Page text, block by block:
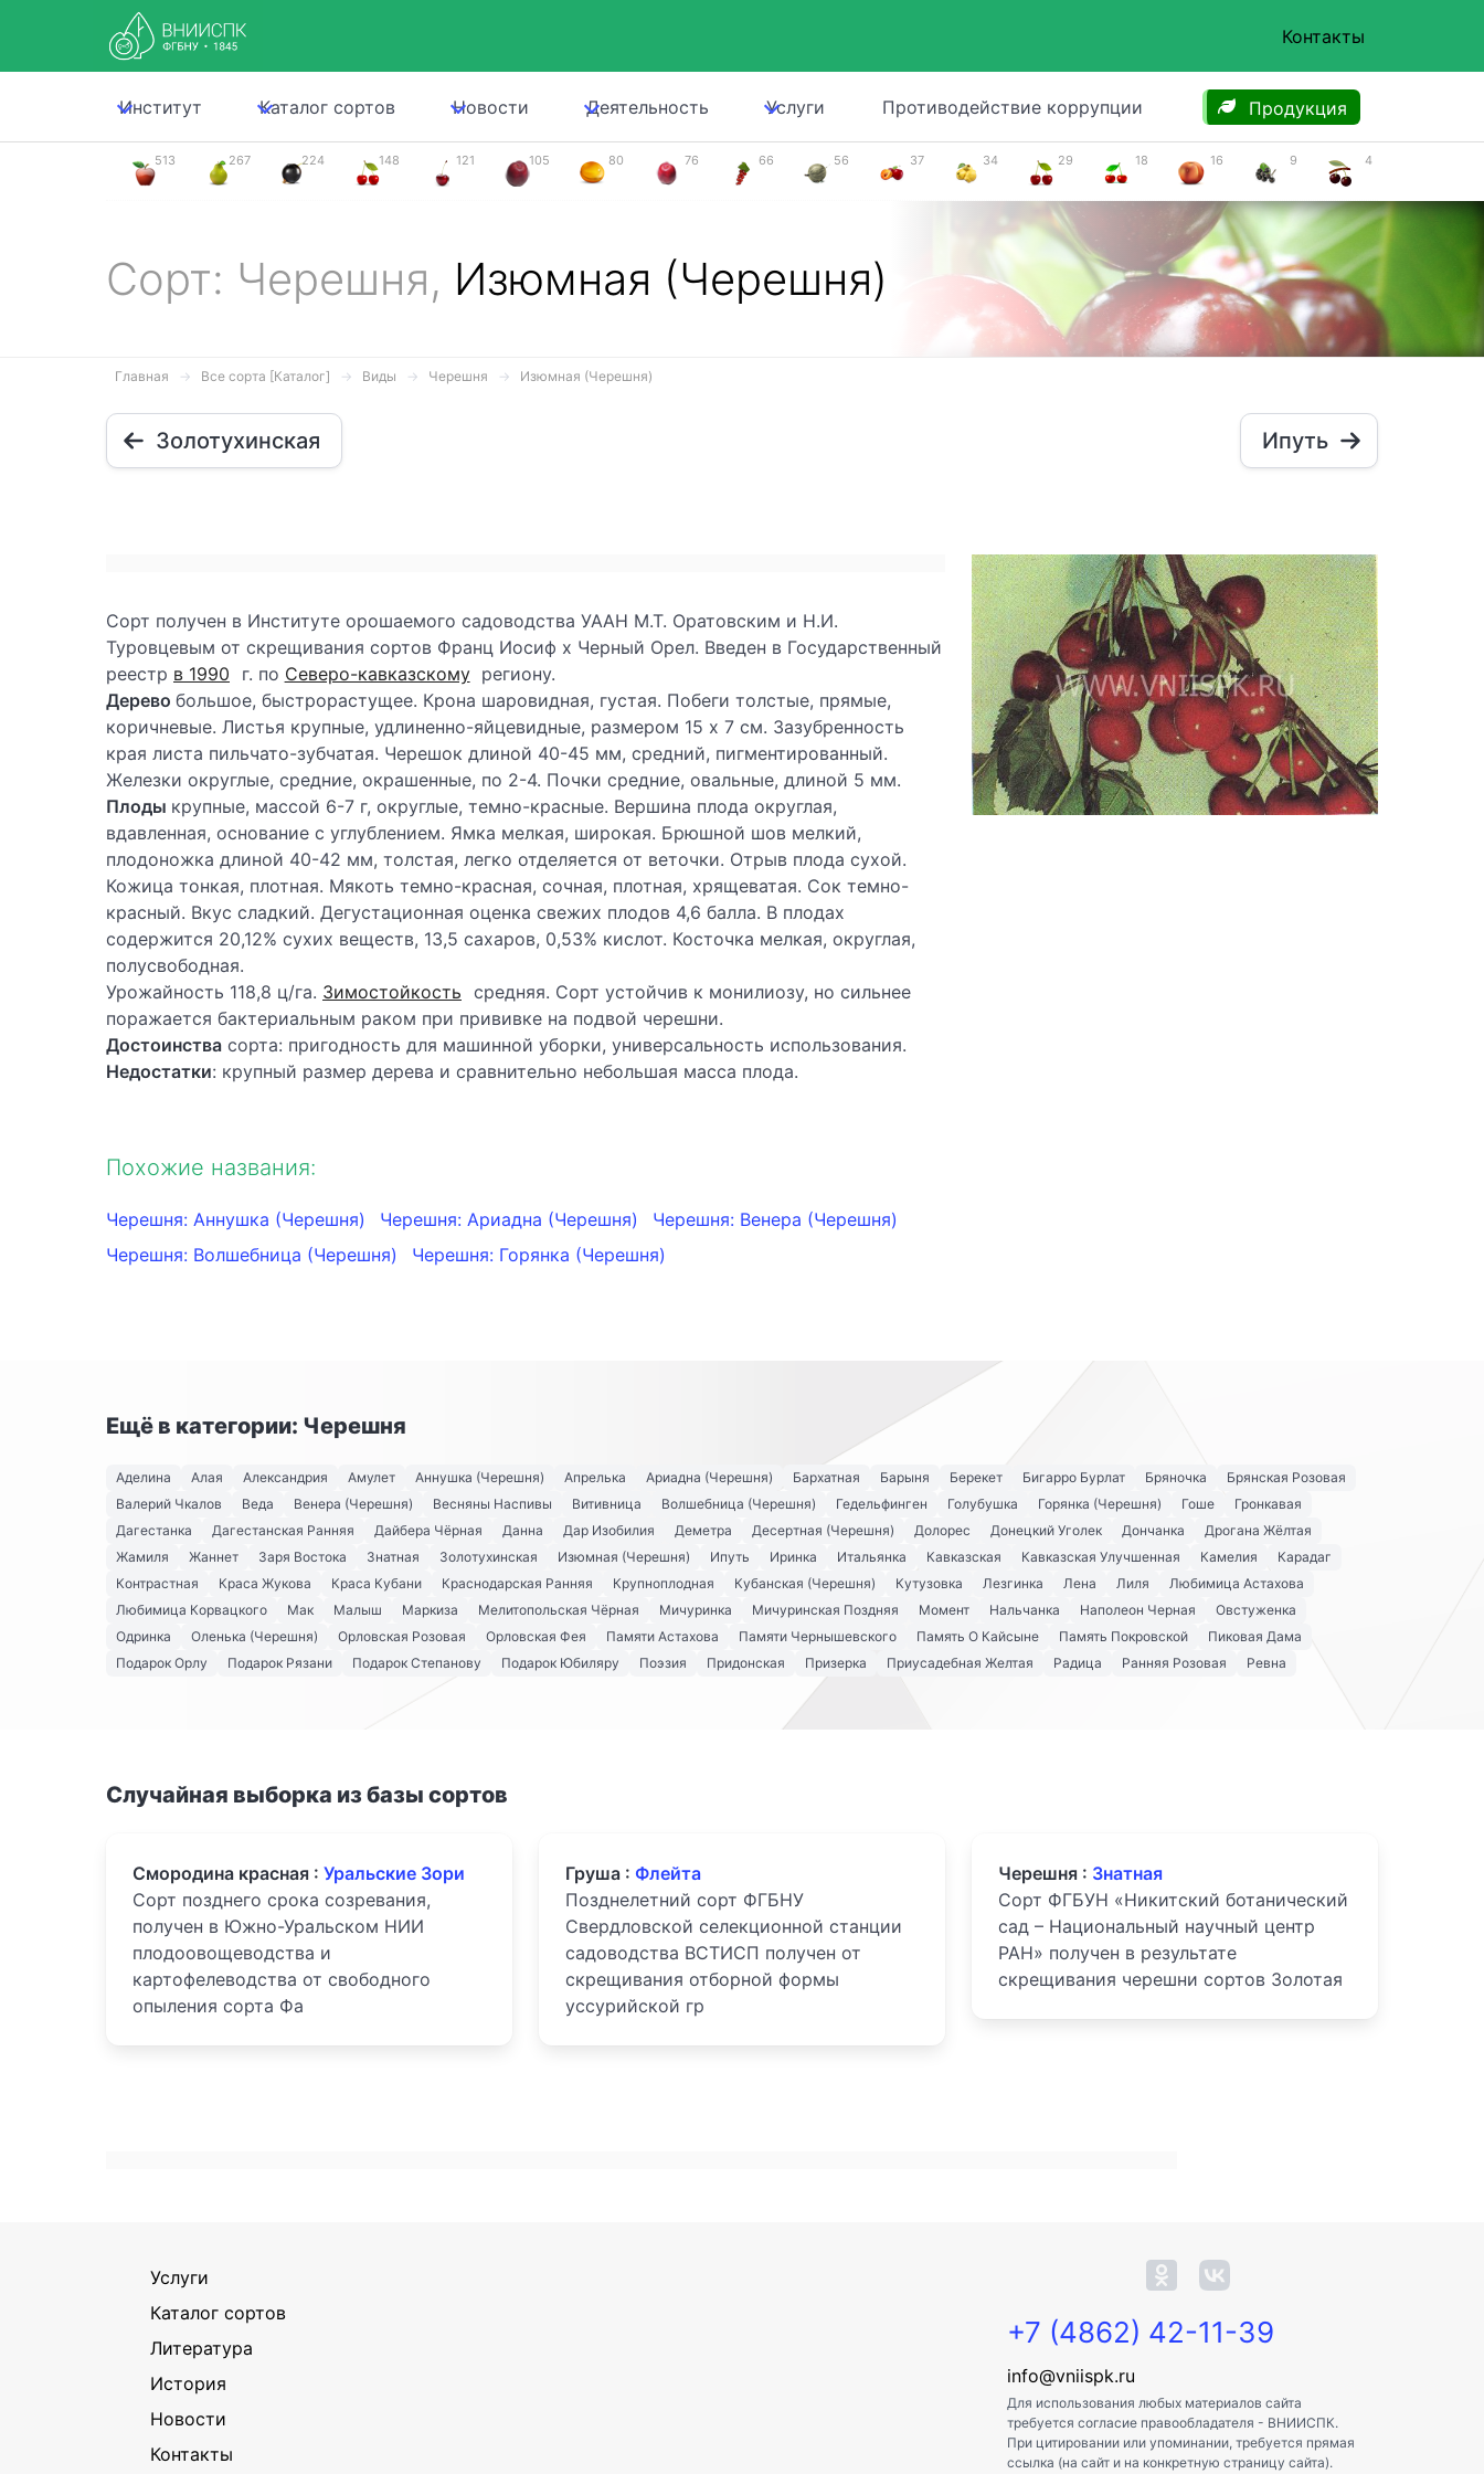
Контакты
Институт Каталог сортов Новости Деятельность Услуги Противодействие коррупции Продукция
513 267 224 148 121 105 80 76 66 56 37 34 29 18 16 9 4
Сорт: Черешня, Изюмная (Черешня)
Главная Все сорта [Каталог] Виды Черешня Изюмная (Черешня)
Золотухинская Ипуть
Сорт получен в Институте орошаемого садоводства УААН М.Т. Оратовским и Н.И.
Туровцевым от скрещивания сортов Франц Иосиф х Черный Орел. Введен в Государственный
реестр в 1990 г. по Северо-кавказскому региону.
Дерево большое, быстрорастущее. Крона шаровидная, густая. Побеги толстые, прямые,
коричневые. Листья крупные, удлиненно-яйцевидные, размером 15 х 7 см. Зазубренность
края листа пильчато-зубчатая. Черешок длиной 40-45 мм, средний, пигментированный.
Железки округлые, средние, окрашенные, по 2-4. Почки средние, овальные, длиной 5 мм.
Плоды крупные, массой 6-7 г, округлые, темно-красные. Вершина плода округлая,
вдавленная, основание с углублением. Ямка мелкая, широкая. Брюшной шов мелкий,
плодоножка длиной 40-42 мм, толстая, легко отделяется от веточки. Отрыв плода сухой.
Кожица тонкая, плотная. Мякоть темно-красная, сочная, плотная, хрящеватая. Сок темно-
красный. Вкус сладкий. Дегустационная оценка свежих плодов 4,6 балла. В плодах
содержится 20,12% cyxиx веществ, 13,5 сахаров, 0,53% кислот. Косточка мелкая, округлая,
полусвободная.
Урожайность 118,8 ц/га. Зимостойкость средняя. Сорт устойчив к монилиозу, но сильнее
поражается бактериальным раком при прививке на подвой черешни.
Достоинства сорта: пригодность для машинной уборки, универсальность использования.
Недостатки: крупный размер дерева и сравнительно небольшая масса плода.
Похожие названия:
Черешня: Аннушка (Черешня) Черешня: Ариадна (Черешня)
Черешня: Венера (Черешня)
Черешня: Волшебница (Черешня)
Черешня: Горянка (Черешня)
Ещё в категории: Черешня
Аделина Алая Александрия Амулет Аннушка (Черешня) Апрелька Ариадна (Черешня) Бархатная Барыня Берекет Бигарро Бурлат Бряночка
Брянская Розовая
Валерий Чкалов
Веда Венера (Черешня) Весняны Наспивы Витивница Волшебница (Черешня) Гедельфинген Голубушка Горянка (Черешня) Гоше
Гронкавая
Дагестанка
Дагестанская Ранняя Дайбера Чёрная Данна Дар Изобилия Деметра Десертная (Черешня) Долорес Донецкий Уголек Дончанка
Дрогана Жёлтая
Жамиля
Жаннет Заря Востока Знатная Золотухинская Изюмная (Черешня) Ипуть Иринка Итальянка Кавказская Кавказская Улучшенная Камелия
Карадаг
Контрастная
Краса Жукова Краса Кубани Краснодарская Ранняя Крупноплодная Кубанская (Черешня) Кутузовка Лезгинка Лена Лиля
Любимица Астахова
Любимица Корвацкого
Мак Малыш Маркиза Мелитопольская Чёрная Мичуринка Мичуринская Поздняя Момент Нальчанка Наполеон Черная
Овстуженка
Одринка
Оленька (Черешня) Орловская Розовая Орловская Фея Памяти Астахова Памяти Чернышевского Память О Кайсыне Память Покровской
Пиковая Дама
Подарок Орлу
Подарок Рязани Подарок Степанову Подарок Юбиляру Поэзия Придонская Призерка Приусадебная Желтая Радица Ранняя Розовая Ревна
Случайная выборка из базы сортов
Смородина красная : Уральские Зори
Сорт позднего срока созревания,
получен в Южно-Уральском НИИ
плодоовощеводства и
картофелеводства от свободного
опыления сорта Фа
Груша : Флейта
Позднелетний сорт ФГБНУ
Свердловской селекционной станции
садоводства ВСТИСП получен от
скрещивания отборной формы
уссурийской гр
Черешня : Знатная
Сорт ФГБУН «Никитский ботанический
сад – Национальный научный центр
РАН» получен в результате
скрещивания черешни сортов Золотая
Услуги
Каталог сортов
Литература
История
Новости
Контакты
+7 (4862) 42-11-39
info@vniispk.ru
Для использования любых материалов сайта
требуется согласие правообладателя - ВНИИСПК.
При цитировании или упоминании, требуется прямая
ссылка (на сайт и на конкретную страницу сайта).